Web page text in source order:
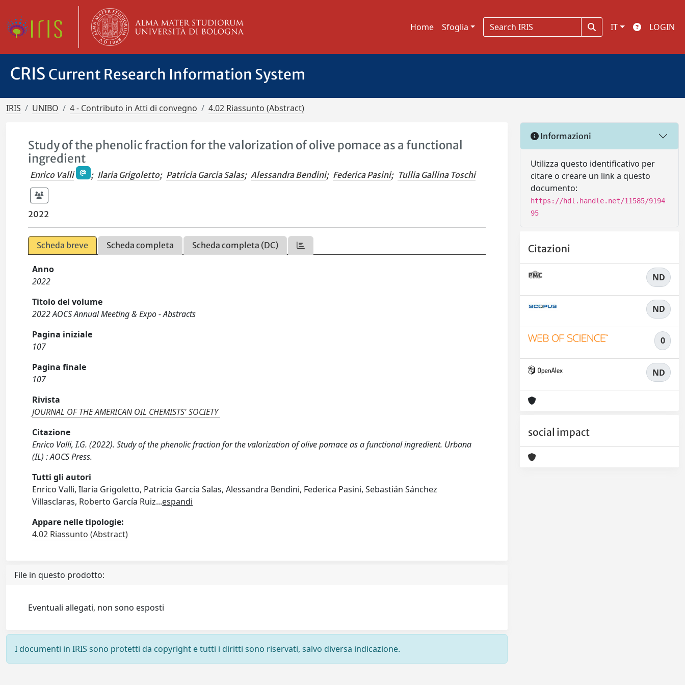
Home Sfoglia IT LOGIN
CRIS Current Research Information System
IRIS UNIBO 4 - Contributo in Atti di convegno 4.02 Riassunto (Abstract)
Study of the phenolic fraction for the valorization of olive pomace as a functional
ingredient
Enrico Valli ; Ilaria Grigoletto; Patricia Garcia Salas; Alessandra Bendini; Federica Pasini; Tullia Gallina Toschi
2022
Scheda breve Scheda completa Scheda completa (DC)
Anno
2022
Titolo del volume
2022 AOCS Annual Meeting & Expo - Abstracts
Pagina iniziale
107
Pagina finale
107
Rivista
JOURNAL OF THE AMERICAN OIL CHEMISTS' SOCIETY
Citazione
Enrico Valli, I.G. (2022). Study of the phenolic fraction for the valorization of olive pomace as a functional ingredient. Urbana
(IL) : AOCS Press.
Tutti gli autori
Enrico Valli, Ilaria Grigoletto, Patricia Garcia Salas, Alessandra Bendini, Federica Pasini, Sebastián Sánchez
Villasclaras, Roberto García Ruiz...espandi
Appare nelle tipologie:
4.02 Riassunto (Abstract)
File in questo prodotto:
Eventuali allegati, non sono esposti
I documenti in IRIS sono protetti da copyright e tutti i diritti sono riservati, salvo diversa indicazione.
Informazioni
Utilizza questo identificativo per
citare o creare un link a questo
documento:
https://hdl.handle.net/11585/9194
95
Citazioni
ND
ND
0
ND
social impact